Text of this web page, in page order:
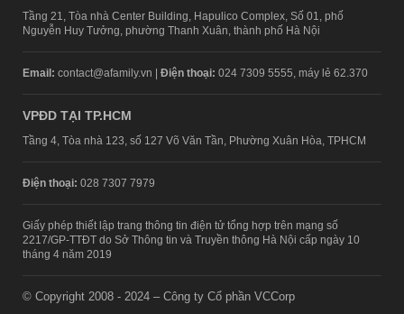
Tầng 21, Tòa nhà Center Building, Hapulico Complex, Số 01, phố
Nguyễn Huy Tưởng, phường Thanh Xuân, thành phố Hà Nội
Email: contact@afamily.vn | Điện thoại: 024 7309 5555, máy lẻ 62.370
VPĐD TẠI TP.HCM
Tầng 4, Tòa nhà 123, số 127 Võ Văn Tần, Phường Xuân Hòa, TPHCM
Điện thoại: 028 7307 7979
Giấy phép thiết lập trang thông tin điện tử tổng hợp trên mạng số
2217/GP-TTĐT do Sở Thông tin và Truyền thông Hà Nội cấp ngày 10
tháng 4 năm 2019
© Copyright 2008 - 2024 – Công ty Cổ phần VCCorp